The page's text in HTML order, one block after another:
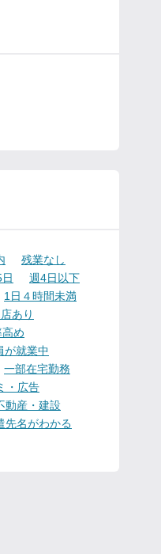
残業なし
週4日以下
1日４時間未満
あり
め
が就業中
一部在宅勤務
・広告
動産・建設
先名がわかる